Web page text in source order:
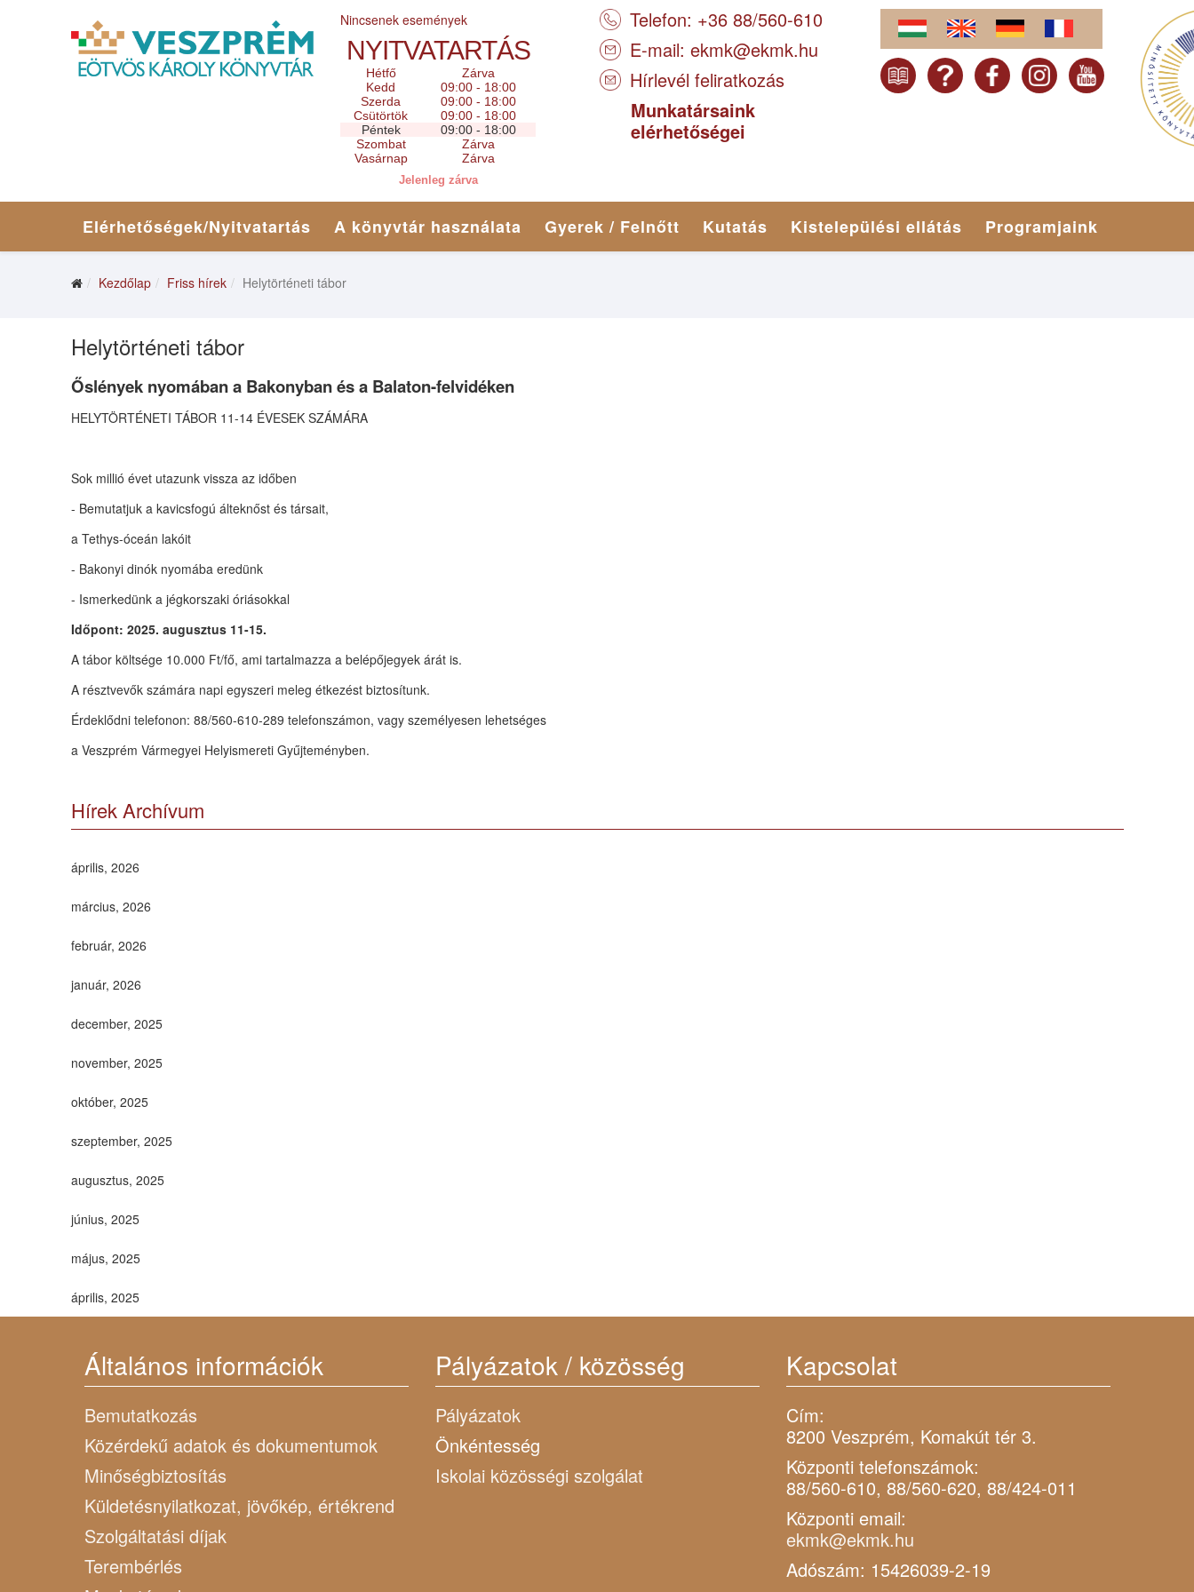
Nincsenek események
NYITVATARTÁS
Hétfő
Zárva
Kedd
09:00 - 18:00
Szerda
09:00 - 18:00
Csütörtök
09:00 - 18:00
Péntek
09:00 - 18:00
Szombat
Zárva
Vasárnap
Zárva
Jelenleg zárva
Telefon: +36 88/560-610
E-mail: ekmk@ekmk.hu
Hírlevél feliratkozás
Munkatársaink
elérhetőségei
Elérhetőségek/Nyitvatartás A könyvtár használata Gyerek / Felnőtt Kutatás Kistelepülési ellátás Programjaink
Kezdőlap Friss hírek Helytörténeti tábor
Helytörténeti tábor
Őslények nyomában a Bakonyban és a Balaton-felvidéken
HELYTÖRTÉNETI TÁBOR 11-14 ÉVESEK SZÁMÁRA
Sok millió évet utazunk vissza az időben
- Bemutatjuk a kavicsfogú álteknőst és társait,
a Tethys-óceán lakóit
- Bakonyi dinók nyomába eredünk
- Ismerkedünk a jégkorszaki óriásokkal
Időpont: 2025. augusztus 11-15.
A tábor költsége 10.000 Ft/fő, ami tartalmazza a belépőjegyek árát is.
A résztvevők számára napi egyszeri meleg étkezést biztosítunk.
Érdeklődni telefonon: 88/560-610-289 telefonszámon, vagy személyesen lehetséges
a Veszprém Vármegyei Helyismereti Gyűjteményben.
Hírek Archívum
április, 2026
március, 2026
február, 2026
január, 2026
december, 2025
november, 2025
október, 2025
szeptember, 2025
augusztus, 2025
június, 2025
május, 2025
április, 2025
Általános információk
Bemutatkozás
Közérdekű adatok és dokumentumok
Minőségbiztosítás
Küldetésnyilatkozat, jövőkép, értékrend
Szolgáltatási díjak
Terembérlés
Pályázatok / közösség
Pályázatok
Önkéntesség
Iskolai közösségi szolgálat
Kapcsolat
Cím:
8200 Veszprém, Komakút tér 3.
Központi telefonszámok:
88/560-610, 88/560-620, 88/424-011
Központi email:
ekmk@ekmk.hu
Adószám: 15426039-2-19